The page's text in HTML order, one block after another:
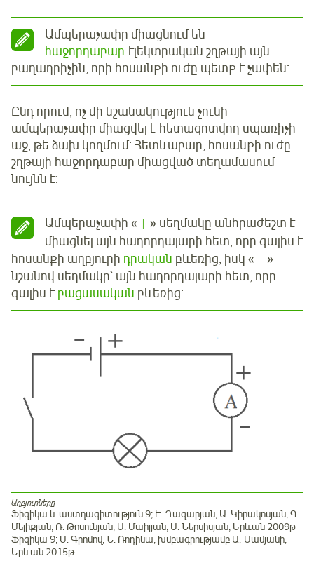
Ամպերաչափը միացնում են
հաջորդաբար էլեկտրական շղթայի այն
բաղադրիչին, որի հոսանքի ուժը պետք է չափեն:
Ընդ որում, ոչ մի նշանակություն չունի
ամպերաչափը միացվել է հետազոտվող սպառիչի
աջ, թե ձախ կողմում: Հետևաբար, հոսանքի ուժը
շղթայի հաջորդաբար միացված տեղամասում
նույնն է:
Ամպերաչափի «+» սեղմակը անհրաժեշտ է
միացնել այն հաղորդալարի հետ, որը գալիս է
հոսանքի աղբյուրի դրական բևեռից, իսկ «−»
նշանով սեղմակը՝ այն հաղորդալարի հետ, որը
գալիս էբացասական բևեռից:
Աղբյուրները
Ֆիզիկա և աստղագիտություն 9; Է. Ղազարյան, Ա. Կիրակոսյան, Գ.
Մելիքյան, Ռ. Թոսունյան, Ս. Մաիլյան, Ս. Ներսիսյան; Երևան 2009թ
Ֆիզիկա 9; Ս. Գրոմով, Ն. Ռոդինա, խմբագրությամբ Ա. Մամյանի,
Երևան 2015թ.